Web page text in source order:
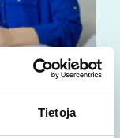
Tietoja